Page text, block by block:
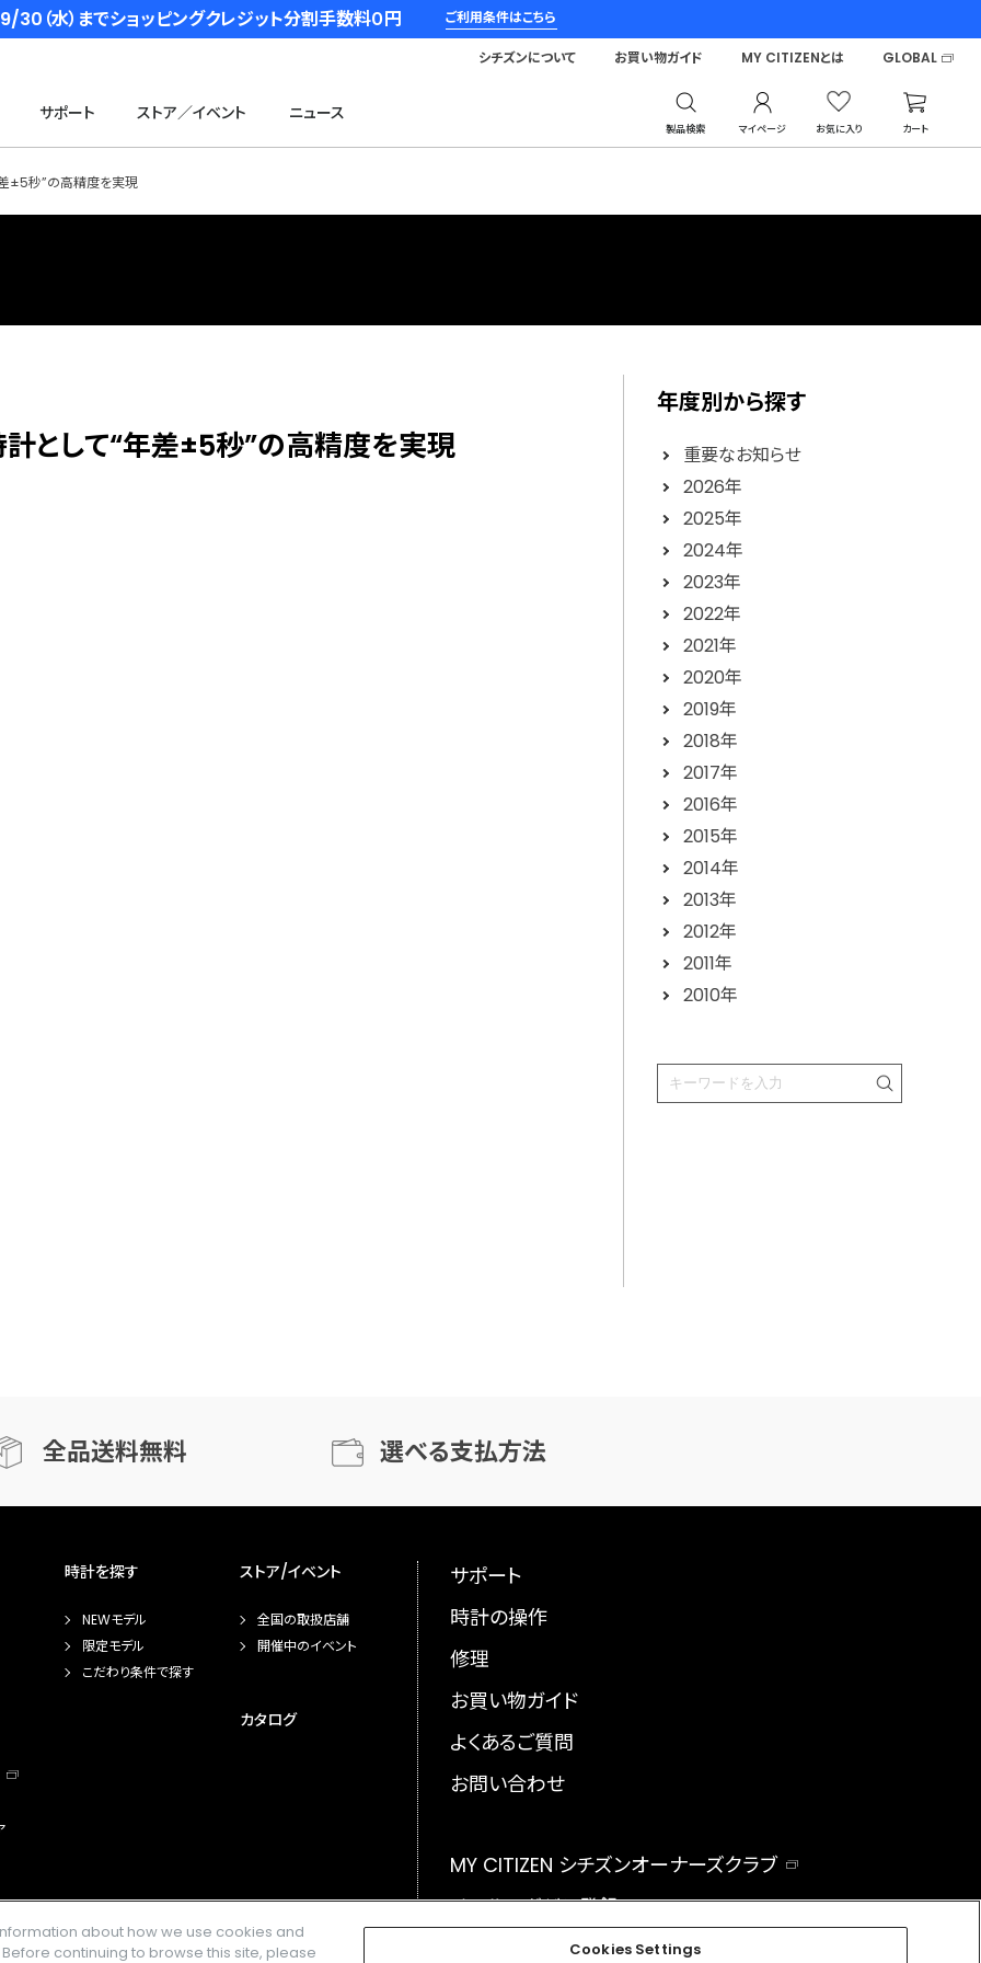
（水）までショッピングクレジット分割手数料０円 ご利用条件はこちら
サポート ストア／イベント ニュース
製品検索 マイページ お気に入り カート
シチズンについて お買い物ガイド MY CITIZENとは GLOBAL
差±5秒”の高精度を実現
計として“年差±5秒”の高精度を実現
年度別から探す
重要なお知らせ
2026年
2025年
2024年
2023年
2022年
2021年
2020年
2019年
2018年
2017年
2016年
2015年
2014年
2013年
2012年
2011年
2010年
全品送料無料 選べる支払方法
時計を探す
NEWモデル
限定モデル
こだわり条件で探す
ストア/イベント
全国の取扱店舗
開催中のイベント
カタログ
サポート
時計の操作
修理
お買い物ガイド
よくあるご質問
お問い合わせ
MY CITIZEN シチズンオーナーズクラブ
メールマガジン登録
about how we use cookies and
Before continuing to browse this site, please Cookies Settings